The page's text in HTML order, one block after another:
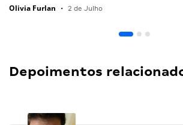
Olivia Furlan • 2 de Julho
Depoimentos